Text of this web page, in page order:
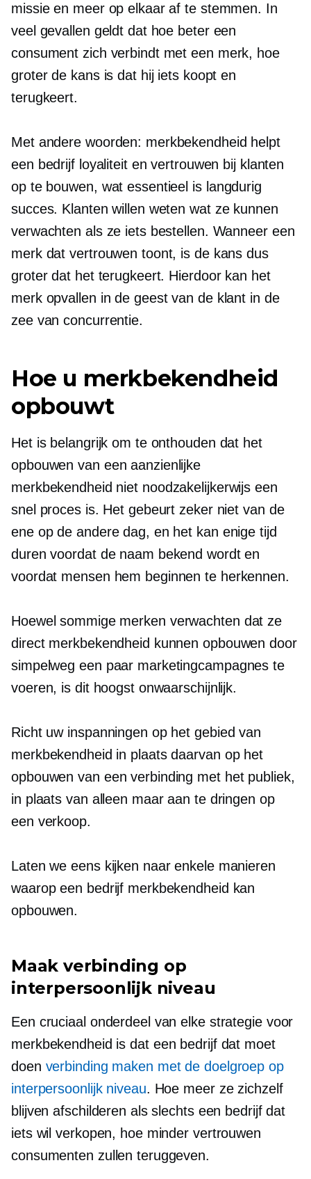
missie en meer op elkaar af te stemmen. In
veel gevallen geldt dat hoe beter een
consument zich verbindt met een merk, hoe
groter de kans is dat hij iets koopt en
terugkeert.
Met andere woorden: merkbekendheid helpt
een bedrijf loyaliteit en vertrouwen bij klanten
op te bouwen, wat essentieel is langdurig
succes. Klanten willen weten wat ze kunnen
verwachten als ze iets bestellen. Wanneer een
merk dat vertrouwen toont, is de kans dus
groter dat het terugkeert. Hierdoor kan het
merk opvallen in de geest van de klant in de
zee van concurrentie.
Hoe u merkbekendheid
opbouwt
Het is belangrijk om te onthouden dat het
opbouwen van een aanzienlijke
merkbekendheid niet noodzakelijkerwijs een
snel proces is. Het gebeurt zeker niet van de
ene op de andere dag, en het kan enige tijd
duren voordat de naam bekend wordt en
voordat mensen hem beginnen te herkennen.
Hoewel sommige merken verwachten dat ze
direct merkbekendheid kunnen opbouwen door
simpelweg een paar marketingcampagnes te
voeren, is dit hoogst onwaarschijnlijk.
Richt uw inspanningen op het gebied van
merkbekendheid in plaats daarvan op het
opbouwen van een verbinding met het publiek,
in plaats van alleen maar aan te dringen op
een verkoop.
Laten we eens kijken naar enkele manieren
waarop een bedrijf merkbekendheid kan
opbouwen.
Maak verbinding op
interpersoonlijk niveau
Een cruciaal onderdeel van elke strategie voor
merkbekendheid is dat een bedrijf dat moet
doen verbinding maken met de doelgroep op
interpersoonlijk niveau. Hoe meer ze zichzelf
blijven afschilderen als slechts een bedrijf dat
iets wil verkopen, hoe minder vertrouwen
consumenten zullen teruggeven.